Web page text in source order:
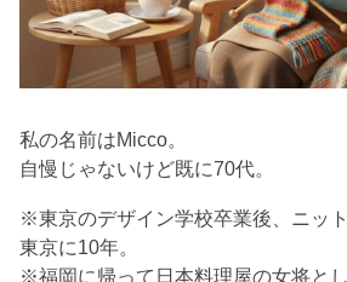
私の名前はMicco。
自慢じゃないけど既に70代。
※東京のデザイン学校卒業後、ニッ
東京に10年。
※福岡に帰って日本料理屋の女将と